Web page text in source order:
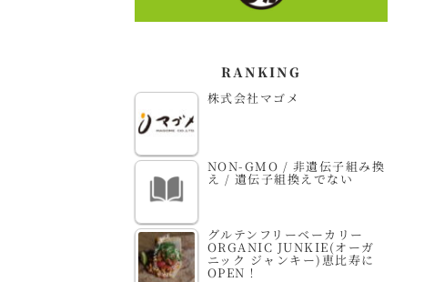
RANKING
株式会社マゴメ
NON-GMO / 非遺伝子組み換
え / 遺伝子組換えでない
グルテンフリーベーカリー
ORGANIC JUNKIE(オーガ
ニック ジャンキー)恵比寿に
OPEN！